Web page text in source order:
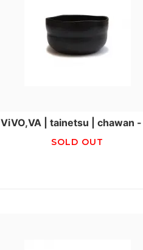
ViVO,VA | tainetsu | chawan -
SOLD OUT